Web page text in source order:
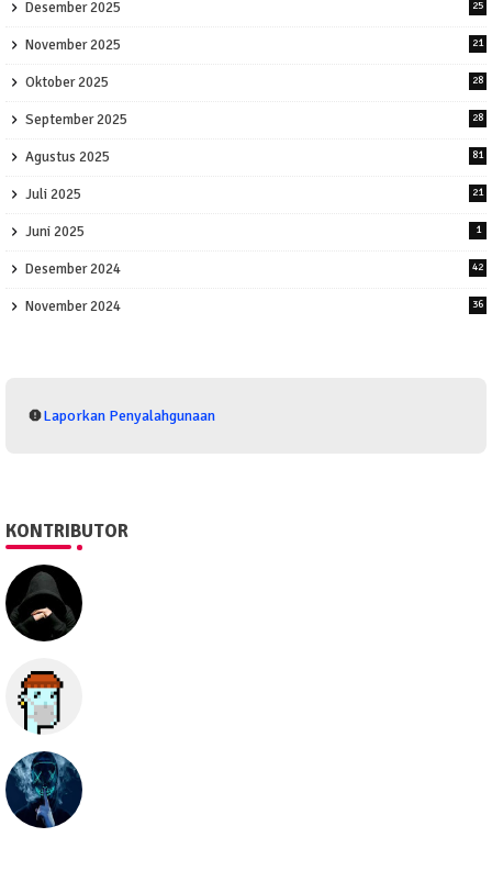
Desember 2025 25
November 2025 21
Oktober 2025 28
September 2025 28
Agustus 2025 81
Juli 2025 21
Juni 2025 1
Desember 2024 42
November 2024 36
Laporkan Penyalahgunaan
KONTRIBUTOR